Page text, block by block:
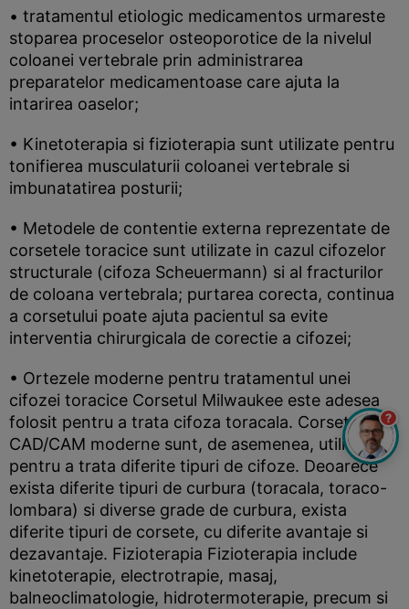
• tratamentul etiologic medicamentos urmareste
stoparea proceselor osteoporotice de la nivelul
coloanei vertebrale prin administrarea
preparatelor medicamentoase care ajuta la
intarirea oaselor;
• Kinetoterapia si fizioterapia sunt utilizate pentru
tonifierea musculaturii coloanei vertebrale si
imbunatatirea posturii;
• Metodele de contentie externa reprezentate de
corsetele toracice sunt utilizate in cazul cifozelor
structurale (cifoza Scheuermann) si al fracturilor
de coloana vertebrala; purtarea corecta, continua
a corsetului poate ajuta pacientul sa evite
interventia chirurgicala de corectie a cifozei;
• Ortezele moderne pentru tratamentul unei
cifozei toracice Corsetul Milwaukee este adesea
folosit pentru a trata cifoza toracala. Corsetele
CAD/CAM moderne sunt, de asemenea, utilizate
pentru a trata diferite tipuri de cifoze. Deoarece
exista diferite tipuri de curbura (toracala, toraco-
lombara) si diverse grade de curbura, exista
diferite tipuri de corsete, cu diferite avantaje si
dezavantaje. Fizioterapia Fizioterapia include
kinetoterapie, electrotrapie, masaj,
balneoclimatologie, hidrotermoterapie, precum si
?